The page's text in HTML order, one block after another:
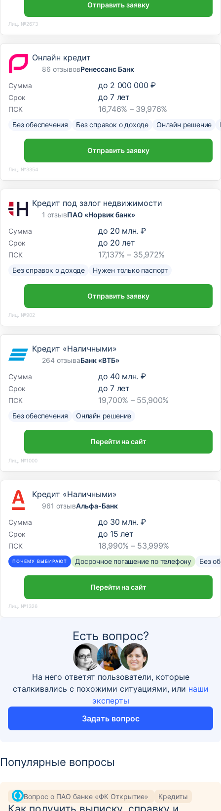
Отправить заявку
Лиц. №2673
Онлайн кредит
86 отзывовРенессанс Банк
Сумма
до 2 000 000 ₽
Срок до7лет
ПСК 16,746% – 39,976%
Без обеспечения Без справок о доходе Онлайн решение
Отправить заявку
Лиц. №3354
Кредит под залог недвижимости
1 отзывПАО «Норвик банк»
Сумма
до 20 млн. ₽
Срок до 20 лет
ПСК 17,137% – 35,972%
Без справок о доходе Нужен только паспорт
Отправить заявку
Лиц. №902
Кредит «Наличными»
264 отзываБанк «ВТБ»
Сумма
до 40 млн. ₽
Срок до7лет
ПСК 19,700% – 55,900%
Без обеспечения Онлайн решение
Перейти на сайт
Лиц. №1000
Кредит «Наличными»
961 отзывАльфа-Банк
Сумма
до 30 млн. ₽
Срок до 15 лет
ПСК 18,990% – 53,999%
ПОЧЕМУ ВЫБИРАЮТ Досрочное погашение по телефону Без
Перейти на сайт
Лиц. №1326
Есть вопрос?
На него ответят пользователи, которые
сталкивались с похожими ситуациями, или наши
эксперты
Задать вопрос
Популярные вопросы
Вопрос о ПАО банке «ФК Открытие» Кредиты